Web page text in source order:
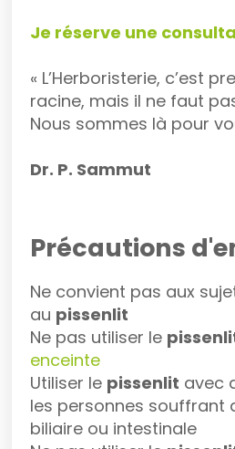
Je réserve une
« L’Herboristerie, c’est
racine, mais il ne faut
Nous sommes là pour
Dr. P. Sammut
Précautions
Ne convient pas aux
au pissenlit
Ne pas utiliser le
enceinte
Utiliser le pissenlit avec
les personnes souffrant
biliaire ou intestinale